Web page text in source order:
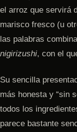
el arroz que servirá
marisco fresco (u
las palabras
nigirizushi, con el
Su sencilla
más honesta y “sin
todos los
parece bastante